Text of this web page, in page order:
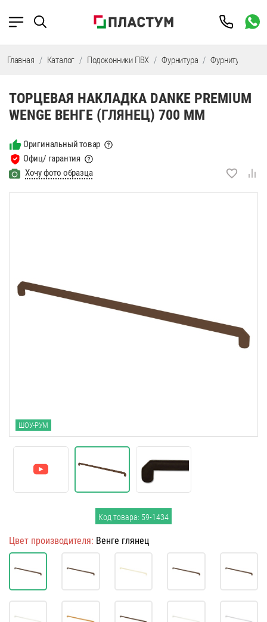
Главная Каталог Подоконники ПВХ Фурнитура Фурнитура
ТОРЦЕВАЯ НАКЛАДКА DANKE PREMIUM
WENGE ВЕНГЕ (ГЛЯНЕЦ) 700 ММ
Оригинальный товар
Офиц/ гарантия
Хочу фото образца
ШОУ-РУМ
Код товара: 59-1434
Цвет производителя: Венге глянец